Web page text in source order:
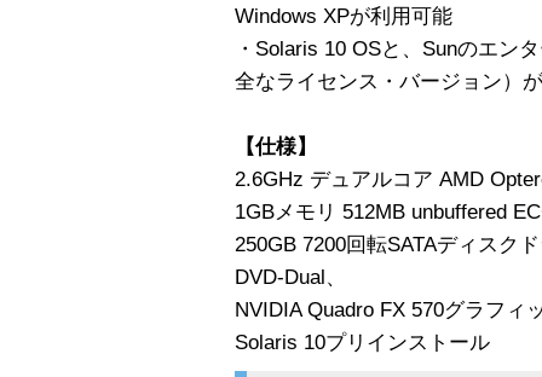
Windows XPが利用可能
・Solaris 10 OSと、Sunのエン
全なライセンス・バージョン）
【仕様】
2.6GHz デュアルコア AMD
1GBメモリ 512MB unbuffered
250GB 7200回転SATAディスク
DVD-Dual、
NVIDIA Quadro FX 570グラフィ
Solaris 10プリインストール